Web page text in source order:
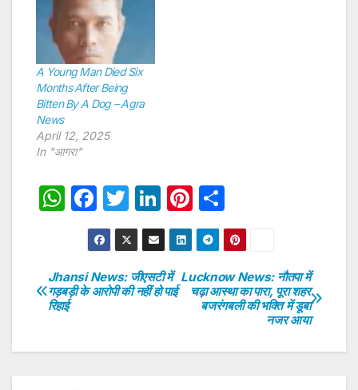
A Young Man Died Six
Months After Being
Bitten By A Dog – Agra
News
April 12, 2025
In "आगरा"
W
s
A
p
F
a
c
e
b
o
T
w
itt
er
Li
n
k
e
dI
Pi
nt
er
e
st
h
ar
e
Post
navigation
Lucknow News: नौतपा में
चढ़ा आस्था का पारा, पूरा शहर
बजरंगबली की भक्ति में डूबा
नजर आया
Jhansi News: जीएसटी में
गड़बड़ी के आरोपी की नहीं हो पाई
रिहाई